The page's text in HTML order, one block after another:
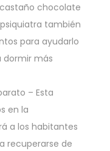
chocolate
también
para ayudarlo
dormir más
– Esta
en la
a los habitantes
recuperarse de